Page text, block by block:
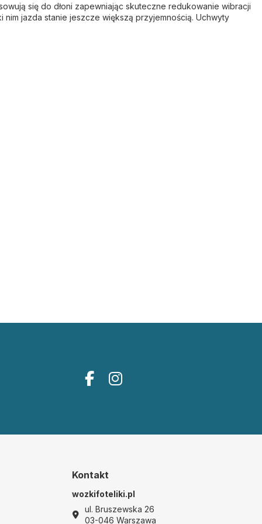
się do dłoni zapewniając skuteczne redukowanie wibracji
jazda stanie jeszcze większą przyjemnością. Uchwyty
Kontakt
wozkifoteliki.pl
ul. Bruszewska 26
03-046 Warszawa